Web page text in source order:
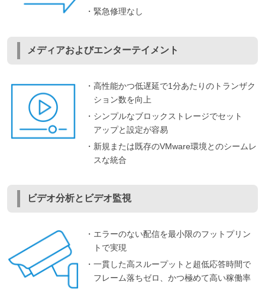
・緊急修理なし
メディアおよびエンターテイメント
・高性能かつ低遅延で1分あたりのトランザク
ション数を向上
・シンプルなブロックストレージでセット
アップと設定が容易
・新規または既存のVMware環境とのシームレ
スな統合
ビデオ分析とビデオ監視
・エラーのない配信を最小限のフットプリン
トで実現
・一貫した高スループットと超低応答時間で
フレーム落ちゼロ、かつ極めて高い稼働率